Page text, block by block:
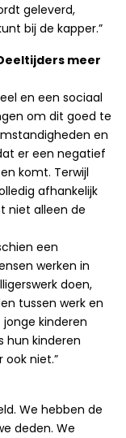
geleverd,
bij de kapper.”
meer
en een sociaal
om dit goed te
en
er een negatief
komt. Terwijl
afhankelijk
niet alleen de
een
werken in
doen,
tussen werk en
kinderen
hun kinderen
niet.”
We hebben de
deden. We